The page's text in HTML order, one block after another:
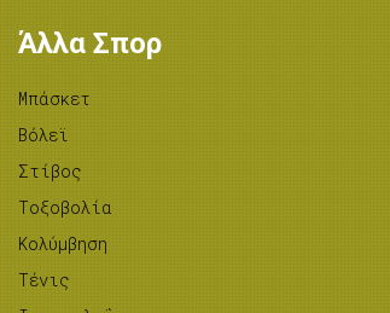
Άλλα Σπορ
Μπάσκετ
Βόλεϊ
Στίβος
Tοξοβολία
Κολύμβηση
Τένις